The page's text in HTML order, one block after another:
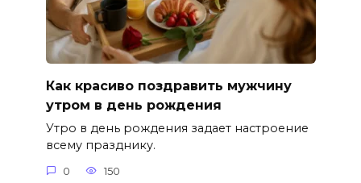
Как красиво поздравить мужчину
утром в день рождения
Утро в день рождения задает настроение
всему празднику.
0 150